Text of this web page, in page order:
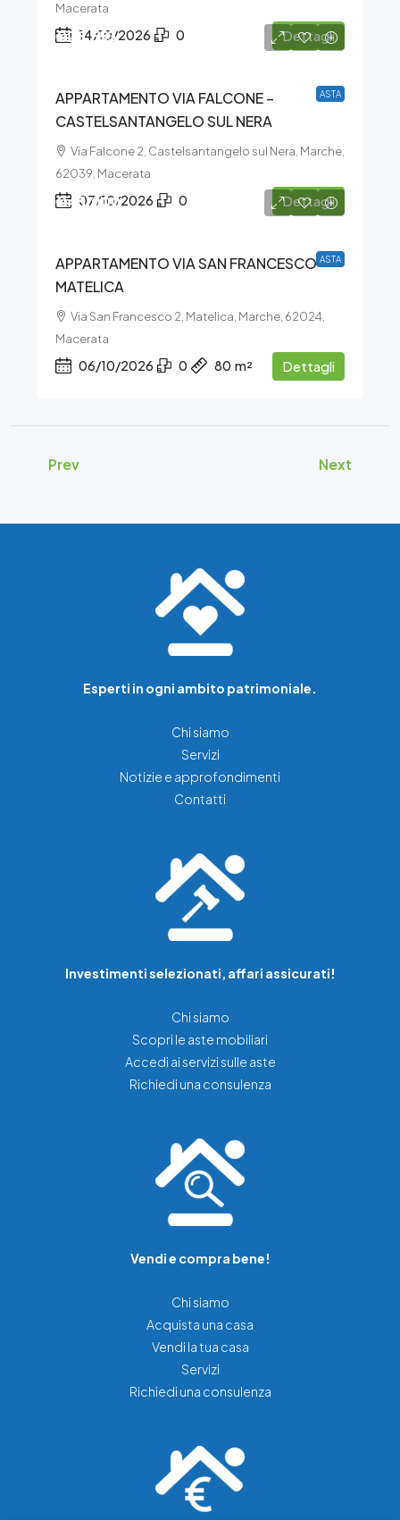
Macerata
14/10/2026 0 Dettagli
ASTA
€25.553
APPARTAMENTO VIA FALCONE –
CASTELSANTANGELO SUL NERA
Via Falcone 2, Castelsantangelo sul Nera, Marche,
62039, Macerata
07/10/2026 0 Dettagli
ASTA
€45.000
APPARTAMENTO VIA SAN FRANCESCO –
MATELICA
Via San Francesco 2, Matelica, Marche, 62024,
Macerata
06/10/2026 0 80 m² Dettagli
Prev Next
Esperti in ogni ambito patrimoniale.
Chi siamo
Servizi
Notizie e approfondimenti
Contatti
Investimenti selezionati, affari assicurati!
Chi siamo
Scopri le aste mobiliari
Accedi ai servizi sulle aste
Richiedi una consulenza
Vendi e compra bene!
Chi siamo
Acquista una casa
Vendi la tua casa
Servizi
Richiedi una consulenza